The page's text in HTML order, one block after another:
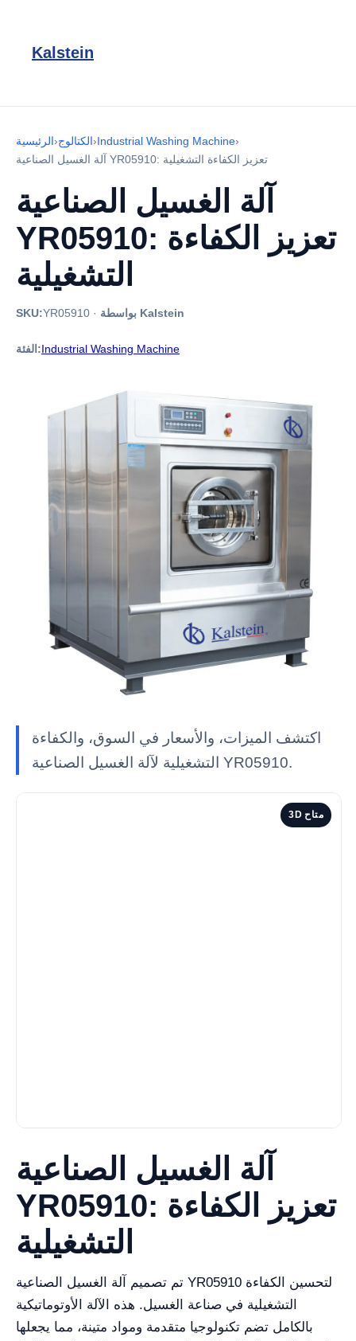
Kalstein
الرئيسية›الكتالوج›Industrial Washing Machine›
آلة الغسيل الصناعية YR05910: تعزيز الكفاءة التشغيلية
آلة الغسيل الصناعية
YR05910: تعزيز الكفاءة
التشغيلية
SKU:YR05910 · بواسطة Kalstein
الفئة:Industrial Washing Machine
اكتشف الميزات، والأسعار في السوق، والكفاءة
التشغيلية لآلة الغسيل الصناعية YR05910.
3D متاح
آلة الغسيل الصناعية
YR05910: تعزيز الكفاءة
التشغيلية
تم تصميم آلة الغسيل الصناعية YR05910 لتحسين الكفاءة
التشغيلية في صناعة الغسيل. هذه الآلة الأوتوماتيكية
بالكامل تضم تكنولوجيا متقدمة ومواد متينة، مما يجعلها